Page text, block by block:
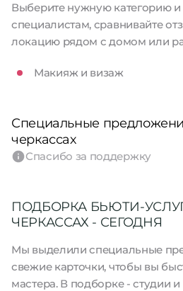
Выберите нужную категорию и
специалистам, сравнивайте
локацию рядом с домом или
Макияж и визаж
Специальные
черкассах
Спасибо за поддержку
ПОДБОРКА БЬЮТИ-
ЧЕРКАССАХ - СЕГОДНЯ
Мы выделили специальные
свежие карточки, чтобы вы
мастера. В подборке - студии